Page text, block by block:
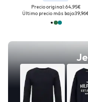
Precio original: 64,95€
Último precio más bajo: